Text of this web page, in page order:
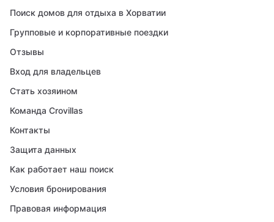
Поиск домов для отдыха в Хорватии
Групповые и корпоративные поездки
Отзывы
Вход для владельцев
Стать хозяином
Команда Crovillas
Контакты
Защита данных
Как работает наш поиск
Условия бронирования
Правовая информация